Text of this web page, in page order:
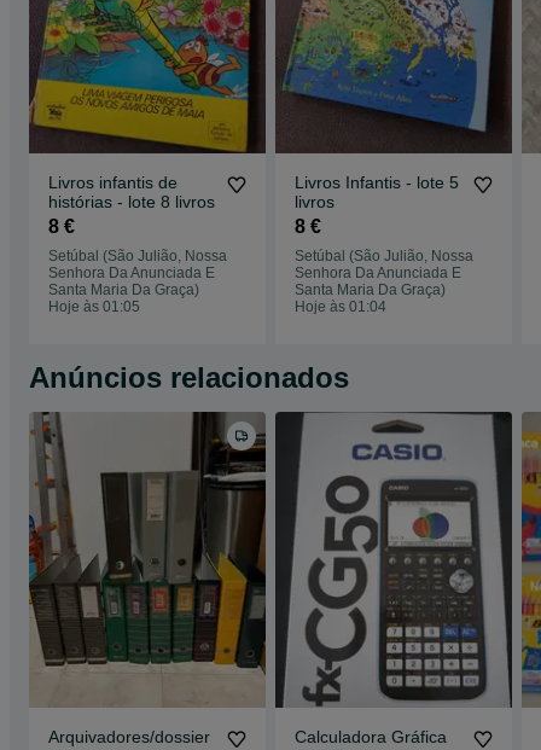
Livros infantis de
histórias - lote 8 livros
8 €
Setúbal (São Julião, Nossa
Senhora Da Anunciada E
Santa Maria Da Graça)
Hoje às 01:05
Livros Infantis - lote 5
livros
8 €
Setúbal (São Julião, Nossa
Senhora Da Anunciada E
Santa Maria Da Graça)
Hoje às 01:04
Anúncios relacionados
Arquivadores/dossier
Calculadora Gráfica